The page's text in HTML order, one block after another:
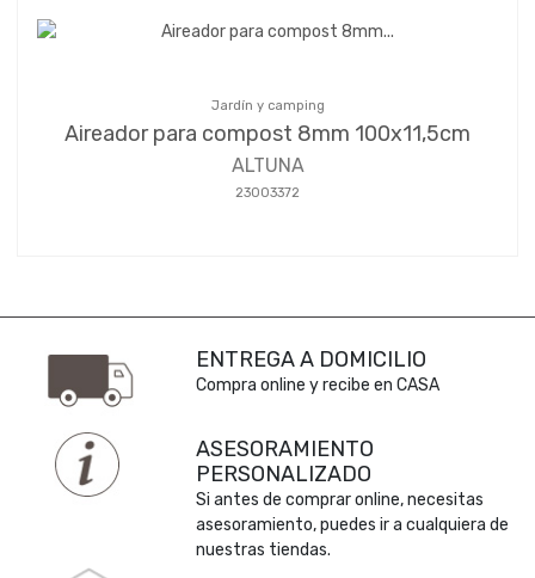
Jardín y camping
Aireador para compost 8mm 100x11,5cm
ALTUNA
23003372
ENTREGA A DOMICILIO
Compra online y recibe en CASA
ASESORAMIENTO
PERSONALIZADO
Si antes de comprar online, necesitas
asesoramiento, puedes ir a cualquiera de
nuestras tiendas.